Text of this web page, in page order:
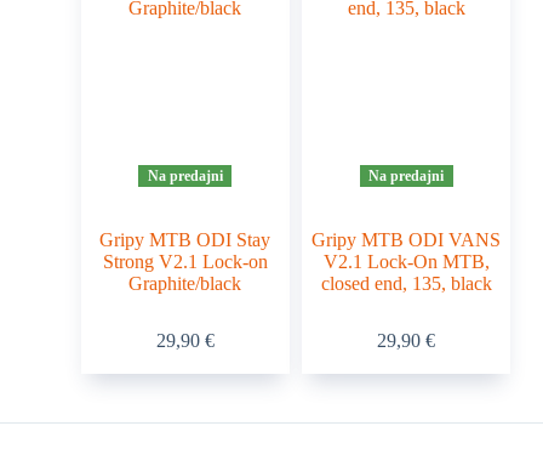
Na predajni
Gripy MTB ODI Stay
Strong V2.1 Lock-on
Graphite/black
29,90 €
Na predajni
Gripy MTB ODI VANS
V2.1 Lock-On MTB,
closed end, 135, black
29,90€